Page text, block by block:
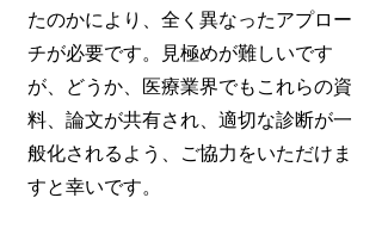
たのかにより、全く異なったアプロー
チが必要です。見極めが難しいです
が、どうか、医療業界でもこれらの資
料、論文が共有され、適切な診断が一
般化されるよう、ご協力をいただけま
すと幸いです。